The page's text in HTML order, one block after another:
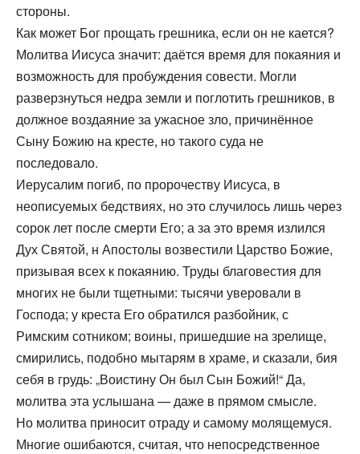
стороны.
Как может Бог прощать грешника, если он не кается?
Молитва Иисуса значит: даётся время для покаяния и
возможность для пробуждения совести. Могли
разверзнуться недра земли и поглотить грешников, в
должное воздаяние за ужасное зло, причинённое
Сыну Божию на кресте, но такого суда не
последовало.
Иерусалим погиб, по пророчеству Иисуса, в
неописуемых бедствиях, но это случилось лишь через
сорок лет после смерти Его; а за это время излился
Дух Святой, н Апостолы возвестили Царство Божие,
призывая всех к покаянию. Труды благовестия для
многих не были тщетными: тысячи уверовали в
Господа; у креста Его обратился разбойник, с
Римским сотником; воины, пришедшие на зрелище,
смирились, подобно мытарям в храме, и сказали, бия
себя в грудь: „Воистину Он был Сын Божий!“ Да,
молитва эта услышана — даже в прямом смысле.
Но молитва приносит отраду и самому молящемуся.
Многие ошибаются, считая, что непосредственное